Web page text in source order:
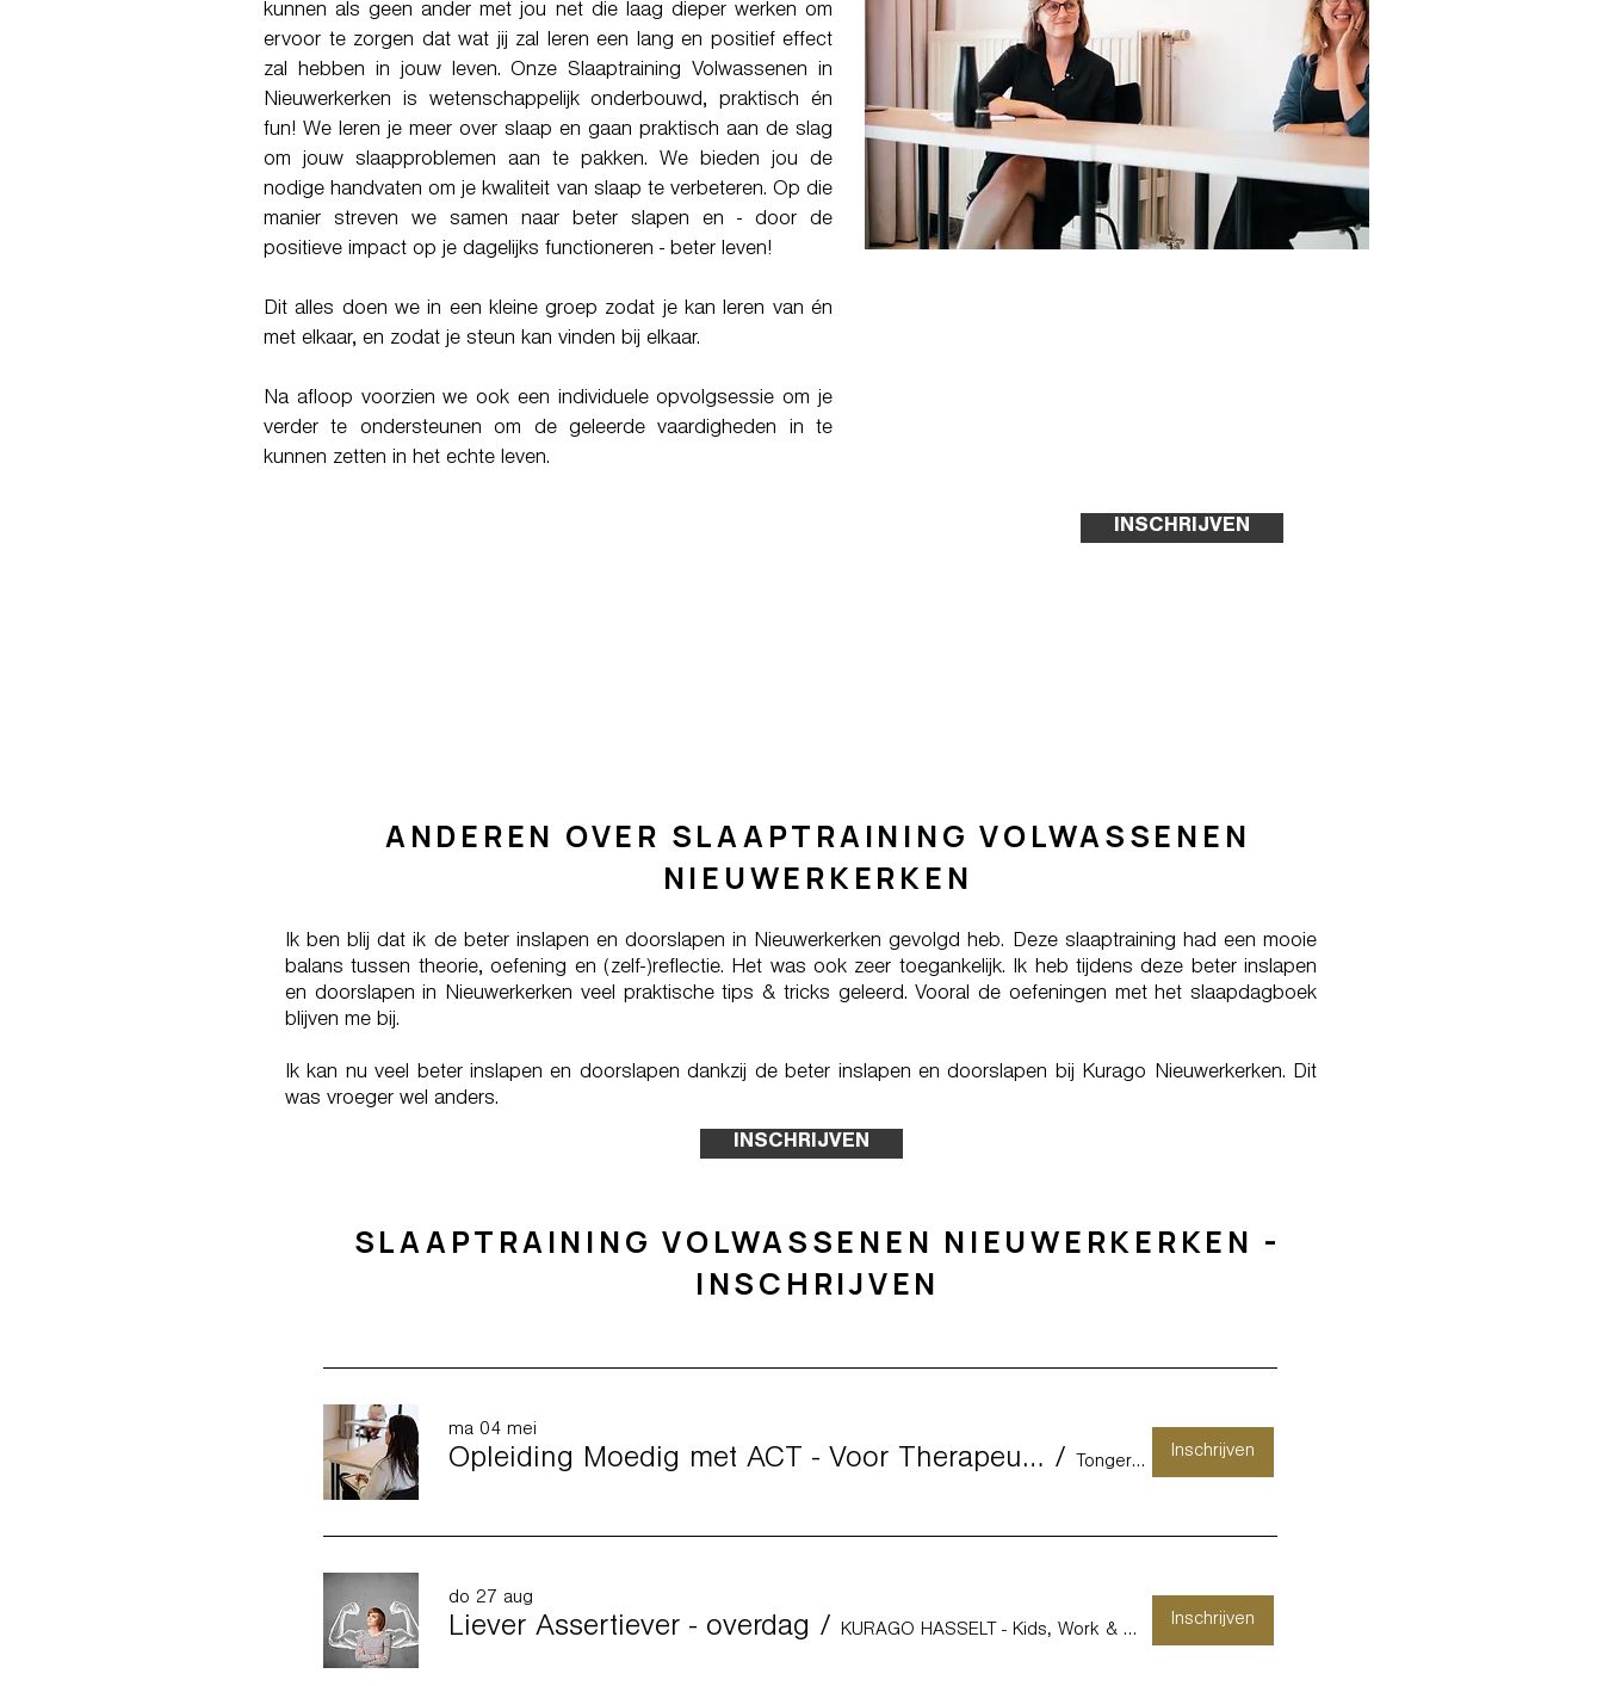
kunnen als geen ander met jou net die laag dieper werken om
ervoor te zorgen dat wat jij zal leren een lang en positief effect
zal hebben in jouw leven. Onze Slaaptraining Volwassenen in
Nieuwerkerken is wetenschappelijk onderbouwd, praktisch én
fun! We leren je meer over slaap en gaan praktisch aan de slag
om jouw slaapproblemen aan te pakken. We bieden jou de
nodige handvaten om je kwaliteit van slaap te verbeteren. Op die
manier streven we samen naar beter slapen en - door de
positieve impact op je dagelijks functioneren - beter leven!
Dit alles doen we in een kleine groep zodat je kan leren van én
met elkaar, en zodat je steun kan vinden bij elkaar.
Na afloop voorzien we ook een individuele opvolgsessie om je
verder te ondersteunen om de geleerde vaardigheden in te
kunnen zetten in het echte leven.
INSCHRIJVEN
ANDEREN OVER SLAAPTRAINING VOLWASSENEN
NIEUWERKERKEN
Ik ben blij dat ik de beter inslapen en doorslapen in Nieuwerkerken gevolgd heb. Deze slaaptraining had een mooie
balans tussen theorie, oefening en (zelf-)reflectie. Het was ook zeer toegankelijk. Ik heb tijdens deze beter inslapen
en doorslapen in Nieuwerkerken veel praktische tips & tricks geleerd. Vooral de oefeningen met het slaapdagboek
blijven me bij.
Ik kan nu veel beter inslapen en doorslapen dankzij de beter inslapen en doorslapen bij Kurago Nieuwerkerken. Dit
was vroeger wel anders.
INSCHRIJVEN
SLAAPTRAINING VOLWASSENEN NIEUWERKERKEN -
INSCHRIJVEN
ma 04 mei
Opleiding Moedig met ACT - Voor Therapeuten / Tongersestraat 16
Inschrijven
do 27 aug
Liever Assertiever - overdag / KURAGO HASSELT - Kids, Work & Therapy -
Inschrijven